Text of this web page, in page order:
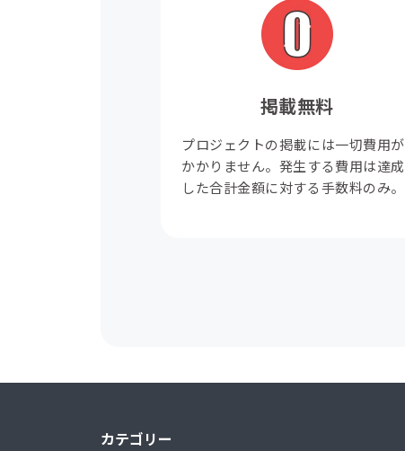
掲載無料
プロジェクトの掲載には一切費用が
かかりません。発生する費用は達成
した合計金額に対する手数料のみ。
カテゴリー